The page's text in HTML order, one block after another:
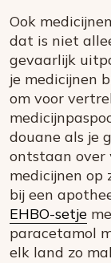
Ook
dat is niet
gevaarlijk
je medicijnen
om voor
douane als je
ontstaan over
medicijnen op
bij een
EHBO-setje
paracetamol
elk land zo